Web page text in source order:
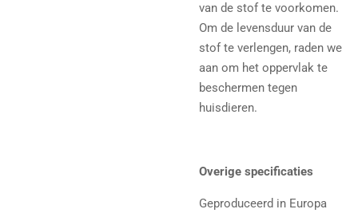
van de stof te voorkomen.
Om de levensduur van de
stof te verlengen, raden we
aan om het oppervlak te
beschermen tegen
huisdieren.
Overige specificaties
Geproduceerd in Europa